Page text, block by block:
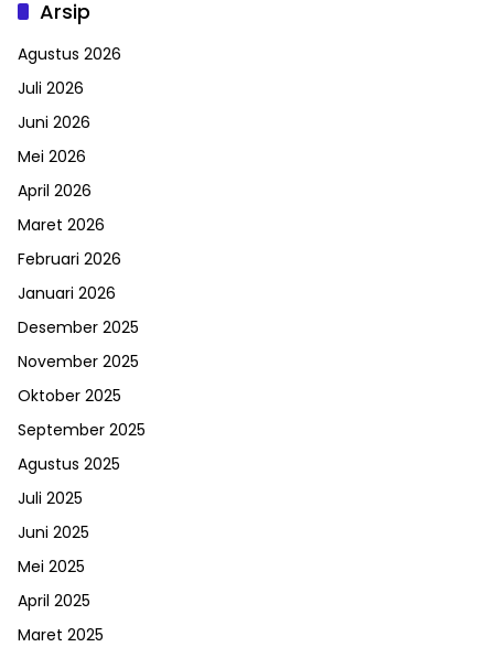
Arsip
Agustus 2026
Juli 2026
Juni 2026
Mei 2026
April 2026
Maret 2026
Februari 2026
Januari 2026
Desember 2025
November 2025
Oktober 2025
September 2025
Agustus 2025
Juli 2025
Juni 2025
Mei 2025
April 2025
Maret 2025